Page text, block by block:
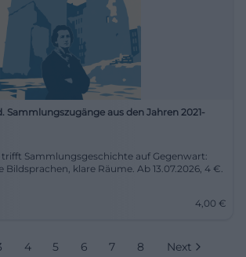
Sammlungszugänge aus den Jahren 2021-
Sammlungsgeschichte auf Gegenwart:
Bildsprachen, klare Räume. Ab 13.07.2026, 4 €.
4,00 €
4 5 6 7 8
Next